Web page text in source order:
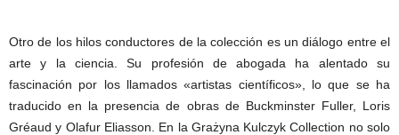
Otro de los hilos conductores de la colección es un diálogo entre el
arte y la ciencia. Su profesión de abogada ha alentado su
fascinación por los llamados «artistas científicos», lo que se ha
traducido en la presencia de obras de Buckminster Fuller, Loris
Gréaud y Olafur Eliasson. En la Grażyna Kulczyk Collection no solo